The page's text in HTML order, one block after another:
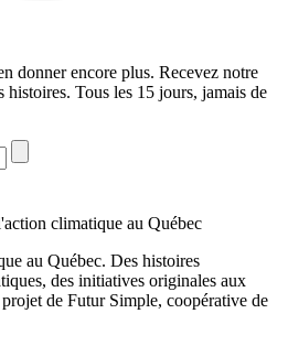
donner encore plus. Recevez notre
Tous les 15 jours, jamais de
au Québec. Des histoires
des initiatives originales aux
de Futur Simple, coopérative de